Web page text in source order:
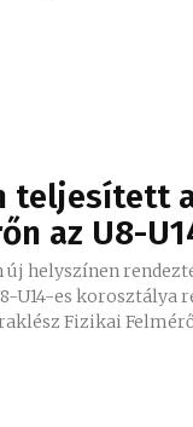
teljesített
az U8-
új helyszínen
U14-es korosztálya
Fizikai